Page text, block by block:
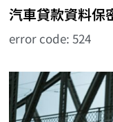
汽車貸款資料保
error code: 524